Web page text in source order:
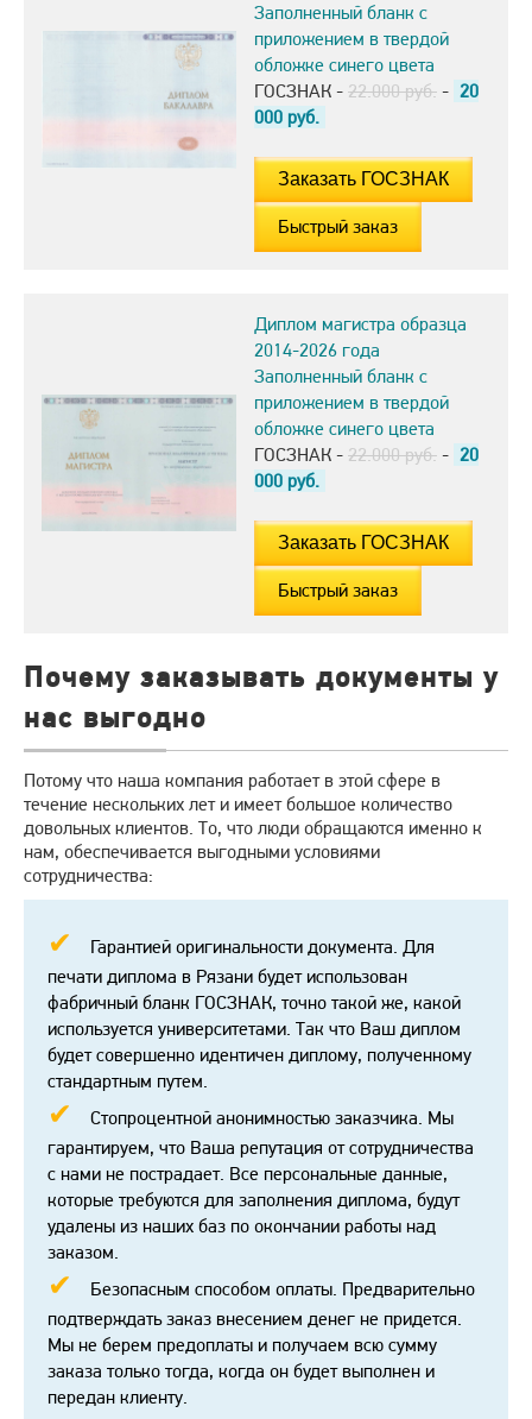
Заполненный бланк с
приложением в твердой
обложке синего цвета
ГОСЗНАК - 22.000 руб. - 20
000 руб.
Быстрый заказ
Диплом магистра образца
2014-2026 года
Заполненный бланк с
приложением в твердой
обложке синего цвета
ГОСЗНАК - 22.000 руб. - 20
000 руб.
Быстрый заказ
Почему заказывать документы у
нас выгодно
Потому что наша компания работает в этой сфере в
течение нескольких лет и имеет большое количество
довольных клиентов. То, что люди обращаются именно к
нам, обеспечивается выгодными условиями
сотрудничества:
Гарантией оригинальности документа. Для
печати диплома в Рязани будет использован
фабричный бланк ГОСЗНАК, точно такой же, какой
используется университетами. Так что Ваш диплом
будет совершенно идентичен диплому, полученному
стандартным путем.
Стопроцентной анонимностью заказчика. Мы
гарантируем, что Ваша репутация от сотрудничества
с нами не пострадает. Все персональные данные,
которые требуются для заполнения диплома, будут
удалены из наших баз по окончании работы над
заказом.
Безопасным способом оплаты. Предварительно
подтверждать заказ внесением денег не придется.
Мы не берем предоплаты и получаем всю сумму
заказа только тогда, когда он будет выполнен и
передан клиенту.